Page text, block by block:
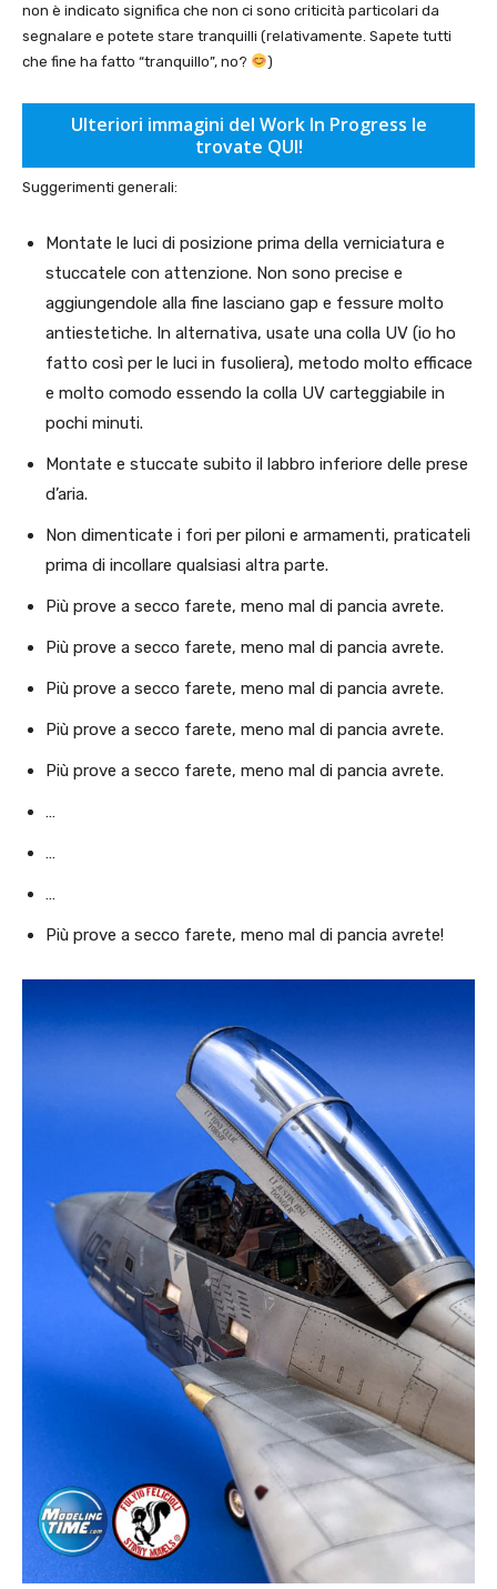
non è indicato significa che non ci sono criticità particolari da
segnalare e potete stare tranquilli (relativamente. Sapete tutti
che fine ha fatto “tranquillo”, no?
)
Ulteriori immagini del Work In Progress le
trovate QUI!
Suggerimenti generali:
Montate le luci di posizione prima della verniciatura e
stuccatele con attenzione. Non sono precise e
aggiungendole alla fine lasciano gap e fessure molto
antiestetiche. In alternativa, usate una colla UV (io ho
fatto così per le luci in fusoliera), metodo molto efficace
e molto comodo essendo la colla UV carteggiabile in
pochi minuti.
Montate e stuccate subito il labbro inferiore delle prese
d’aria.
Non dimenticate i fori per piloni e armamenti, praticateli
prima di incollare qualsiasi altra parte.
Più prove a secco farete, meno mal di pancia avrete.
Più prove a secco farete, meno mal di pancia avrete.
Più prove a secco farete, meno mal di pancia avrete.
Più prove a secco farete, meno mal di pancia avrete.
Più prove a secco farete, meno mal di pancia avrete.
…
…
…
Più prove a secco farete, meno mal di pancia avrete!